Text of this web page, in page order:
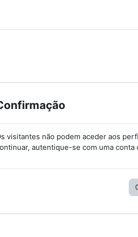
visitantes não podem aceder aos
autentique-se com uma conta